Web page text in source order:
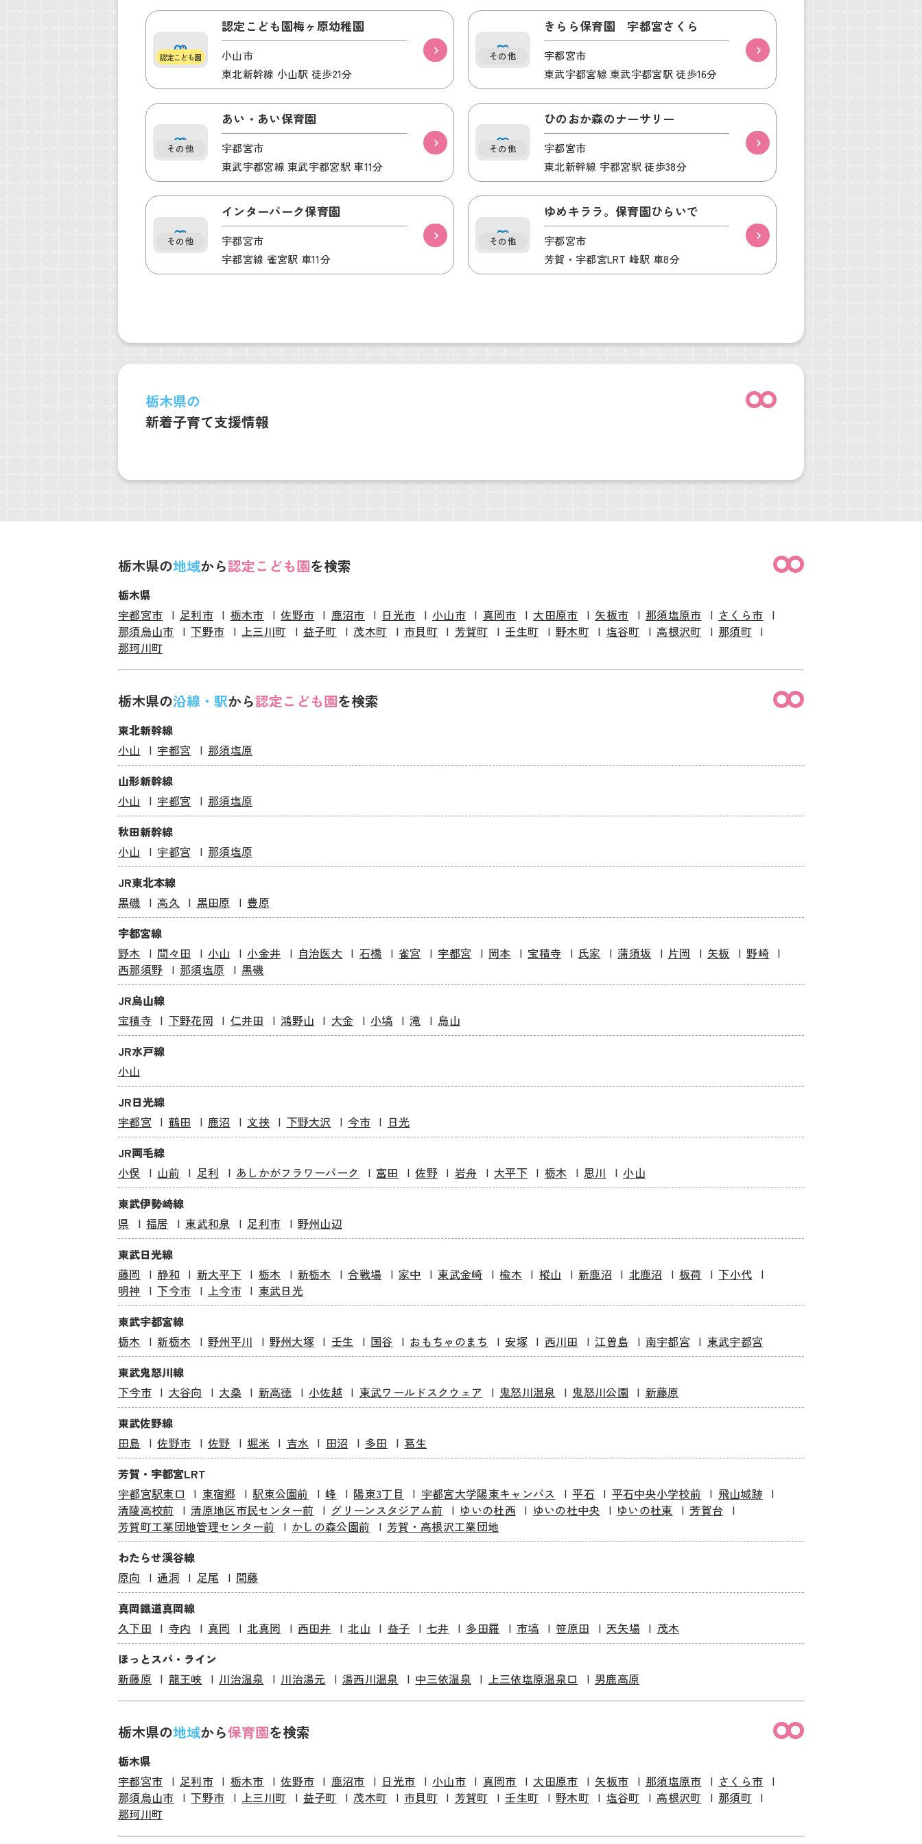
認定こども園
認定こども園梅ヶ原幼稚園
小山市
東北新幹線 小山駅 徒歩21分
その他
きらら保育園 宇都宮さくら
宇都宮市
東武宇都宮線 東武宇都宮駅 徒歩16分
その他
あい・あい保育園
宇都宮市
東武宇都宮線 東武宇都宮駅 車11分
その他
ひのおか森のナーサリー
宇都宮市
東北新幹線 宇都宮駅 徒歩38分
その他
インターパーク保育園
宇都宮市
宇都宮線 雀宮駅 車11分
その他
ゆめキララ。保育園ひらいで
宇都宮市
芳賀・宇都宮LRT 峰駅 車8分
栃木県の
新着子育て支援情報
栃木県の地域から認定こども園を検索
栃木県
宇都宮市
足利市 栃木市 佐野市 鹿沼市 日光市 小山市 真岡市 大田原市 矢板市 那須塩原市
さくら市
那須烏山市
下野市 上三川町 益子町 茂木町 市貝町 芳賀町 壬生町 野木町 塩谷町 高根沢町
那須町
那珂川町
栃木県の沿線・駅から認定こども園を検索
東北新幹線
小山
宇都宮
那須塩原
山形新幹線
小山
宇都宮
那須塩原
秋田新幹線
小山
宇都宮
那須塩原
JR東北本線
黒磯
高久 黒田原
豊原
宇都宮線
野木
間々田 小山 小金井 自治医大 石橋 雀宮 宇都宮 岡本 宝積寺 氏家 蒲須坂 片岡 矢板
野崎
西那須野
那須塩原
黒磯
JR烏山線
宝積寺
下野花岡 仁井田 鴻野山 大金 小塙 滝
烏山
JR水戸線
小山
JR日光線
宇都宮
鶴田 鹿沼 文挟 下野大沢 今市
日光
JR両毛線
小俣
山前 足利 あしかがフラワーパーク 富田 佐野 岩舟 大平下 栃木 思川
小山
東武伊勢崎線
県
福居 東武和泉 足利市
野州山辺
東武日光線
藤岡
静和 新大平下 栃木 新栃木 合戦場 家中 東武金崎 楡木 樅山 新鹿沼 北鹿沼 板荷
下小代
明神
下今市 上今市
東武日光
東武宇都宮線
栃木
新栃木 野州平川 野州大塚 壬生 国谷 おもちゃのまち 安塚 西川田 江曽島 南宇都宮
東武宇都宮
東武鬼怒川線
下今市
大谷向 大桑 新高徳 小佐越 東武ワールドスクウェア 鬼怒川温泉 鬼怒川公園
新藤原
東武佐野線
田島
佐野市 佐野 堀米 吉水 田沼 多田
葛生
芳賀・宇都宮LRT
宇都宮駅東口
東宿郷 駅東公園前 峰 陽東3丁目 宇都宮大学陽東キャンパス 平石 平石中央小学校前
飛山城跡
清陵高校前
清原地区市民センター前 グリーンスタジアム前 ゆいの杜西 ゆいの杜中央 ゆいの杜東
芳賀台
芳賀町工業団地管理センター前
かしの森公園前
芳賀・高根沢工業団地
わたらせ渓谷線
原向
通洞 足尾
間藤
真岡鐵道真岡線
久下田
寺内 真岡 北真岡 西田井 北山 益子 七井 多田羅 市塙 笹原田 天矢場
茂木
ほっとスパ・ライン
新藤原
龍王峡 川治温泉 川治湯元 湯西川温泉 中三依温泉 上三依塩原温泉口 男鹿高原
栃木県の地域から保育園を検索
栃木県
宇都宮市
足利市 栃木市 佐野市 鹿沼市 日光市 小山市 真岡市 大田原市 矢板市 那須塩原市
さくら市
那須烏山市
下野市 上三川町 益子町 茂木町 市貝町 芳賀町 壬生町 野木町 塩谷町 高根沢町
那須町
那珂川町